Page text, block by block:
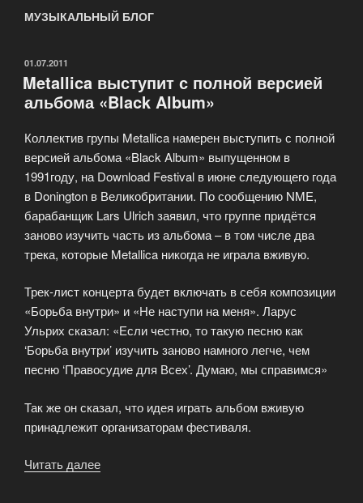
МУЗЫКАЛЬНЫЙ БЛОГ
ОПУБЛИКОВАНО
01.07.2011
Metallica выступит с полной версией
альбома «Black Album»
Коллектив групы Metallica намерен выступить с полной
версией альбома «Black Album» выпущенном в
1991году, на Download Festival в июне следующего года
в Donington в Великобритании. По сообщению NME,
барабанщик Lars Ulrich заявил, что группе придётся
заново изучить часть из альбома – в том числе два
трека, которые Metallica никогда не играла вживую.
Трек-лист концерта будет включать в себя композиции
«Борьба внутри» и «Не наступи на меня». Ларус
Ульрих сказал: «Если честно, то такую песню как
‘Борьба внутри’ изучить заново намного легче, чем
песню ‘Правосудие для Всех’. Думаю, мы справимся»
Так же он сказал, что идея играть альбом вживую
принадлежит организаторам фестиваля.
Читать далее